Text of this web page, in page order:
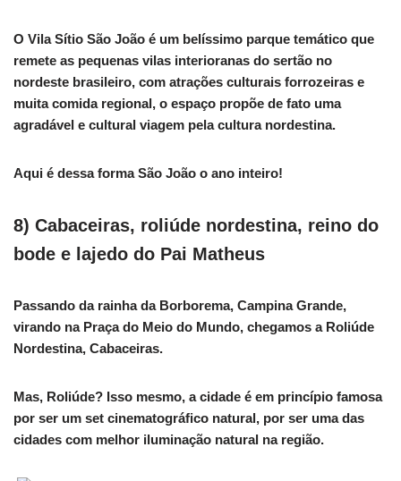
O Vila Sítio São João é um belíssimo parque temático que
remete as pequenas vilas interioranas do sertão no
nordeste brasileiro, com atrações culturais forrozeiras e
muita comida regional, o espaço propõe de fato uma
agradável e cultural viagem pela cultura nordestina.
Aqui é dessa forma São João o ano inteiro!
8) Cabaceiras, roliúde nordestina, reino do
bode e lajedo do Pai Matheus
Passando da rainha da Borborema, Campina Grande,
virando na Praça do Meio do Mundo, chegamos a Roliúde
Nordestina, Cabaceiras.
Mas, Roliúde? Isso mesmo, a cidade é em princípio famosa
por ser um set cinematográfico natural, por ser uma das
cidades com melhor iluminação natural na região.